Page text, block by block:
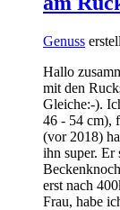
Genuss
Hallo
mit den
Gleiche:-).
46 - 54 cm),
(vor 2018)
ihn super. Er
erst nach
Frau, habe